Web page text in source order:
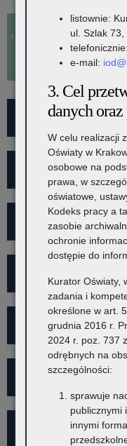
For Foreigners
Wykaz szkół i
Rekrutacja
Projekt Kibicuj z
Kampania
Najnowsze
listownie:
ul. Szlak 73,
e-mail:
3. Cel
danych
W celu realizacji
Oświaty w
osobowe na
prawa, w
oświatowe,
Kodeks pracy a
zasobie
ochronie
dostępie do
Kurator Oświaty,
zadania i
określone w art.
grudnia 2016 r.
2024 r. poz. 737
odrębnych na
szczególności:
sprawuje
publicznymi
innymi